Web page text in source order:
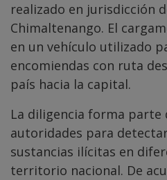
realizado en jurisdicción
Chimaltenango. El
en un vehículo utilizado
encomiendas con ruta
país hacia la capital.
La diligencia forma parte
autoridades para
sustancias ilícitas en
territorio nacional. De